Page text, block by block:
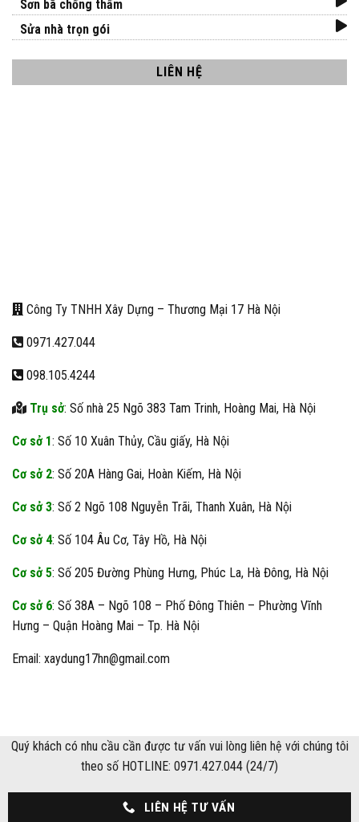
Sơn bã chống thấm
Sửa nhà trọn gói
LIÊN HỆ
Công Ty TNHH Xây Dựng – Thương Mại 17 Hà Nội
0971.427.044
098.105.4244
Trụ sở: Số nhà 25 Ngõ 383 Tam Trinh, Hoàng Mai, Hà Nội
Cơ sở 1: Số 10 Xuân Thủy, Cầu giấy, Hà Nội
Cơ sở 2: Số 20A Hàng Gai, Hoàn Kiếm, Hà Nội
Cơ sở 3: Số 2 Ngõ 108 Nguyễn Trãi, Thanh Xuân, Hà Nội
Cơ sở 4: Số 104 Âu Cơ, Tây Hồ, Hà Nội
Cơ sở 5: Số 205 Đường Phùng Hưng, Phúc La, Hà Đông, Hà Nội
Cơ sở 6: Số 38A – Ngõ 108 – Phố Đông Thiên – Phường Vĩnh
Hưng – Quận Hoàng Mai – Tp. Hà Nội
Email: xaydung17hn@gmail.com
Quý khách có nhu cầu cần được tư vấn vui lòng liên hệ với chúng tôi
theo số HOTLINE: 0971.427.044 (24/7)
LIÊN HỆ TƯ VẤN